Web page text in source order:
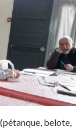
belote,